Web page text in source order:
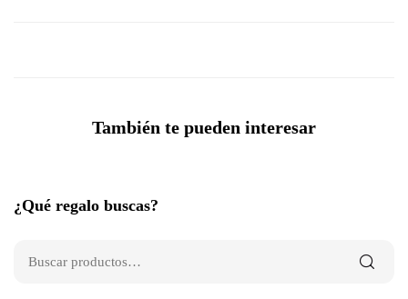
También te pueden interesar
¿Qué regalo buscas?